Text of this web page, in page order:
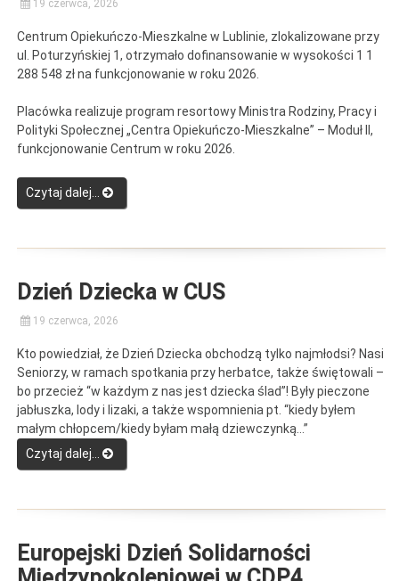
19 czerwca, 2026
Centrum Opiekuńczo-Mieszkalne w Lublinie, zlokalizowane przy
ul. Poturzyńskiej 1, otrzymało dofinansowanie w wysokości 1 1
288 548 zł na funkcjonowanie w roku 2026.
Placówka realizuje program resortowy Ministra Rodziny, Pracy i
Polityki Społecznej „Centra Opiekuńczo-Mieszkalne” – Moduł II,
funkcjonowanie Centrum w roku 2026.
Czytaj dalej…“Informacja
o
Centrum
Mieszkalnego”
Dzień Dziecka w CUS
19 czerwca, 2026
Kto powiedział, że Dzień Dziecka obchodzą tylko najmłodsi? Nasi
Seniorzy, w ramach spotkania przy herbatce, także świętowali –
bo przecież “w każdym z nas jest dziecka ślad”! Były pieczone
jabłuszka, lody i lizaki, a także wspomnienia pt. “kiedy byłem
małym chłopcem/kiedy byłam małą dziewczynką…”
Czytaj dalej…“Dzień
Dziecka
CUS”
Europejski Dzień Solidarności